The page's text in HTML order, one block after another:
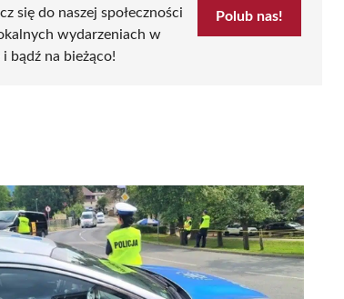
się do naszej społeczności
wydarzeniach w
bądź na bieżąco!
Polub nas!